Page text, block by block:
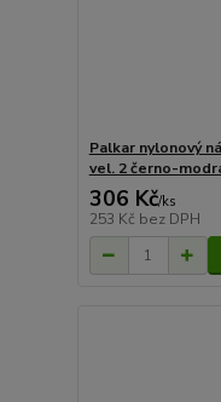
Palkar nylonový
vel. 2 černo-
306 Kč/ks
253 Kč bez DPH